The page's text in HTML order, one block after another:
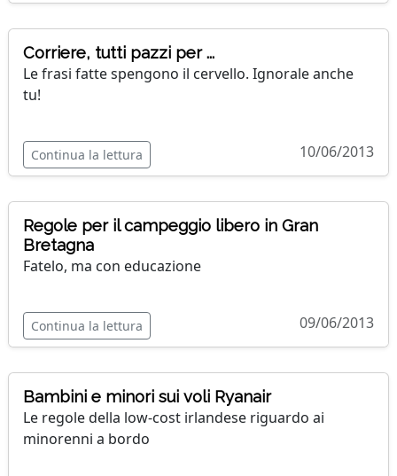
Corriere, tutti pazzi per ...
Le frasi fatte spengono il cervello. Ignorale anche
tu!
Continua la lettura 10/06/2013
Regole per il campeggio libero in Gran
Bretagna
Fatelo, ma con educazione
Continua la lettura 09/06/2013
Bambini e minori sui voli Ryanair
Le regole della low-cost irlandese riguardo ai
minorenni a bordo